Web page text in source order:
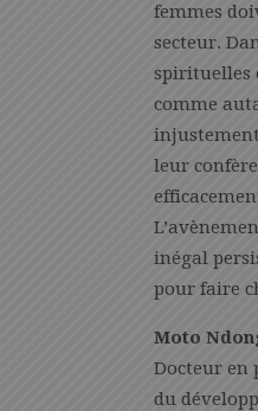
femmes
secteur.
spirituelles
comme
leur
inégal
pour faire
Moto
Docteur en
du